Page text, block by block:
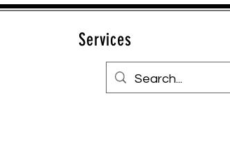
Services